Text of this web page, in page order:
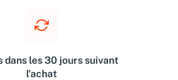
dans les 30 jours suivant
l'achat